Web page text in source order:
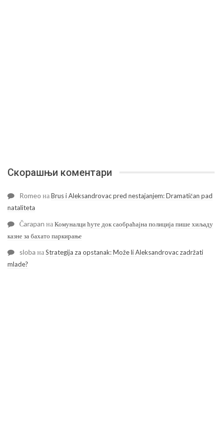
Скорашњи коментари
Romeo наBrus i Aleksandrovac pred nestajanjem: Dramatičan pad
nataliteta
Čarapan наКомуналци ћуте док саобраћајна полиција пише хиљаду
казне за бахато паркирање
sloba наStrategija za opstanak: Može li Aleksandrovac zadržati
mlade?